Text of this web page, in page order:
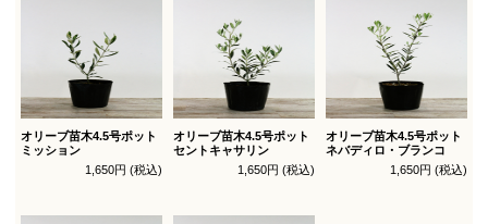
オリーブ苗木4.5号ポット
ミッション
1,650円 (税込)
オリーブ苗木4.5号ポット
セントキャサリン
1,650円 (税込)
オリーブ苗木4.5号ポット
ネバディロ・ブランコ
1,650円 (税込)